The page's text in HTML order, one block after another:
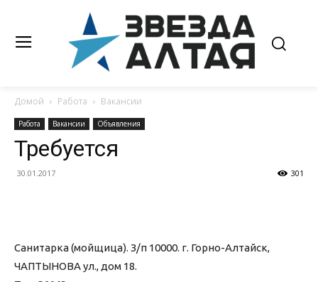
Домой Работа Вакансии
Работа Вакансии Объявления
Требуется
30.01.2017 301
Санитарка (мойщица). З/п 10000. г. Горно-Алтайск,
ЧАПТЫНОВА ул., дом 18.